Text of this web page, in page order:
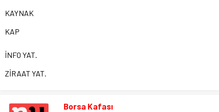
KAYNAK
KAP
İNFO YAT.
ZİRAAT YAT.
Borsa Kafası